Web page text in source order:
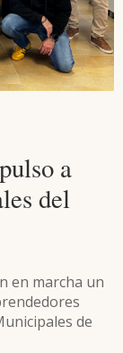
a
del
en marcha un
de